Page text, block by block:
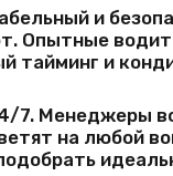
и
Опытные
тайминг и
7. Менеджеры
на любой